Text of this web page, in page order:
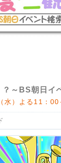
～BS朝日イ
水）よる11：00